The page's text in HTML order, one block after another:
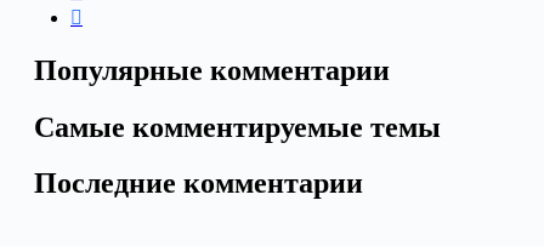
Популярные комментарии
Самые комментируемые темы
Последние комментарии